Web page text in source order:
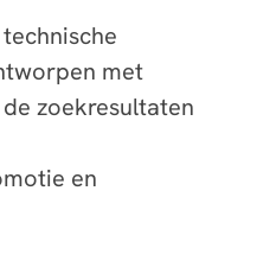
met
zoekresultaten
en